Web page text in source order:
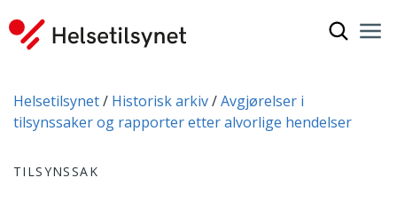
Du er her:
Helsetilsynet Historisk arkiv
Avgjørelser i
tilsynssaker og rapporter etter alvorlige hendelser
TILSYNSSAK